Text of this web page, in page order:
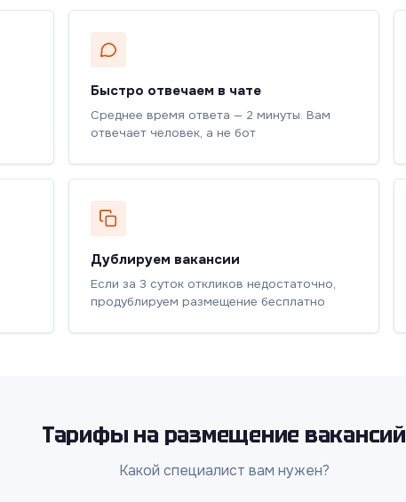
Быстро отвечаем в чате
Среднее время ответа — 2 минуты. Вам
отвечает человек, а не бот
Дублируем вакансии
Если за 3 суток откликов недостаточно,
продублируем размещение бесплатно
Тарифы на размещение вакансий
Какой специалист вам нужен?